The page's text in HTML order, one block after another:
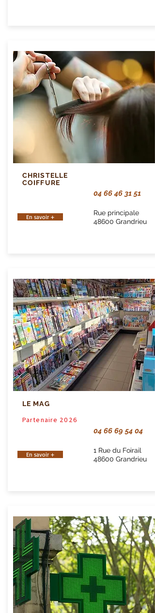
CHRISTELLE
COIFFURE
04 66 46 31 51
En savoir +
Rue principale
48600 Grandrieu
LE MAG
Partenaire 2026
04 66 69 54 04
En savoir +
1 Rue du Foirail
48600 Grandrieu